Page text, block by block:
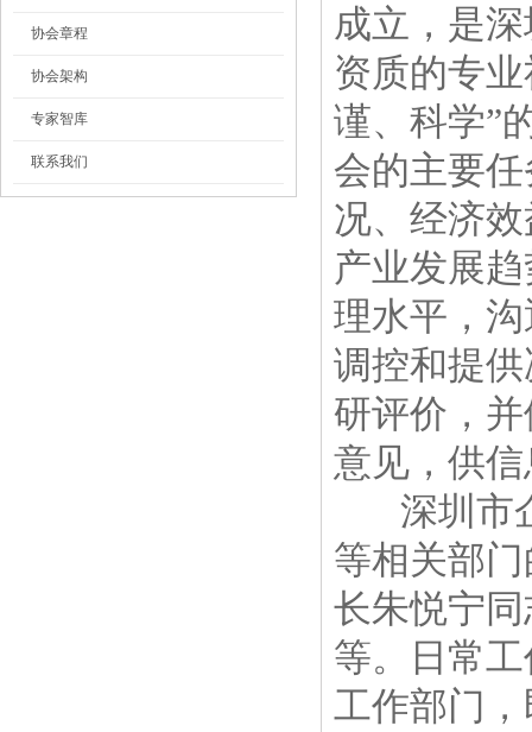
协会章程
协会架构
专家智库
联系我们
成立，是
资质的专
谨、科学”
会的主要
况、经济
产业发展
理水平，
调控和提
研评价，
意见，供
深圳市企
等相关部
长朱悦宁
等。日常
工作部门